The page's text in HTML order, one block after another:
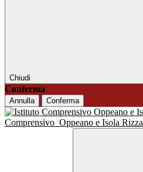
Chiudi
Conferma
Annulla Conferma
Comprensivo Oppeano e Isola Rizza